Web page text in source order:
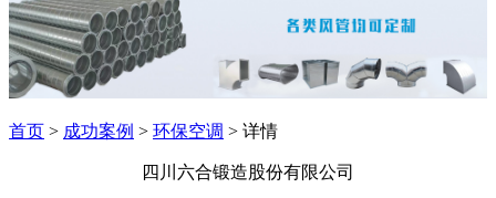
首页 > 成功案例 > 环保空调 > 详情
四川六合锻造股份有限公司